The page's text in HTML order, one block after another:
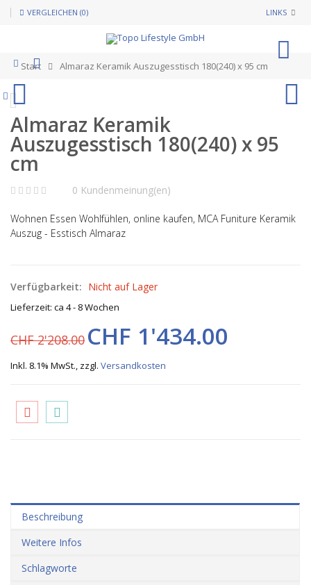
VERGLEICHEN (0) LINKS
Start Almaraz Keramik Auszugesstisch 180(240) x 95 cm
Almaraz Keramik
Auszugesstisch 180(240) x 95
cm
0 Kundenmeinung(en)
Wohnen Essen Wohlfühlen, online kaufen, MCA Funiture Keramik
Auszug - Esstisch Almaraz
Verfügbarkeit: Nicht auf Lager
Lieferzeit: ca 4 - 8 Wochen
CHF 2'208.00 CHF 1'434.00
Inkl. 8.1% MwSt., zzgl. Versandkosten
Beschreibung
Weitere Infos
Schlagworte